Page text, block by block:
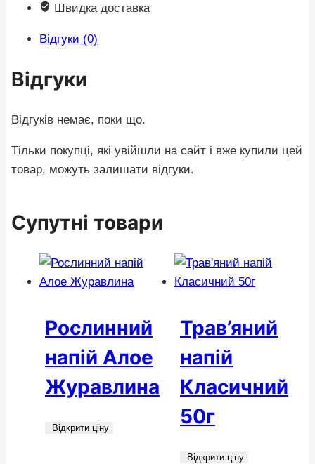
Швидка доставка
Відгуки (0)
Відгуки
Відгуків немає, поки що.
Тільки покупці, які увійшли на сайт і вже купили цей
товар, можуть залишати відгуки.
Супутні товари
Рослинний
напій Алое
Журавлина
Відкрити ціну
Трав’яний
напій
Класичний
50г
Відкрити ціну